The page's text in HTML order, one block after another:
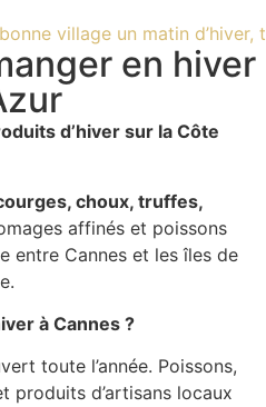
en hiver
d’hiver sur la Côte
choux, truffes,
affinés et poissons
entre Cannes et les îles de
à Cannes ?
toute l’année. Poissons,
produits d’artisans locaux